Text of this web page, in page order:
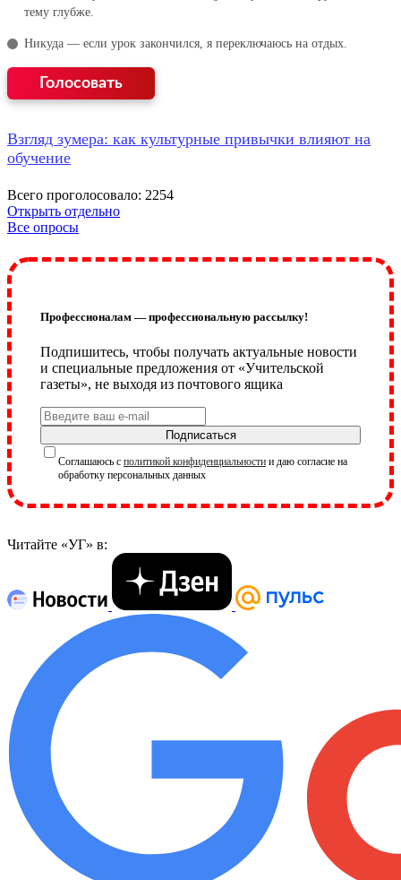
тему глубже.
Никуда — если урок закончился, я переключаюсь на отдых.
Взгляд зумера: как культурные привычки влияют на
обучение
Всего проголосовало: 2254
Открыть отдельно
Все опросы
Профессионалам — профессиональную рассылку!
Подпишитесь, чтобы получать актуальные новости
и специальные предложения от «Учительской
газеты», не выходя из почтового ящика
Подписаться
Соглашаюсь с политикой конфиденциальности и даю согласие на
обработку персональных данных
Читайте «УГ» в: